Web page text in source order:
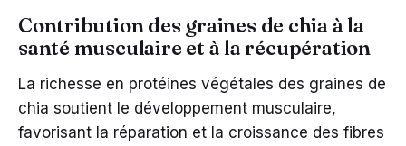
Contribution des graines de chia à la
santé musculaire et à la récupération
La richesse en protéines végétales des graines de
chia soutient le développement musculaire,
favorisant la réparation et la croissance des fibres